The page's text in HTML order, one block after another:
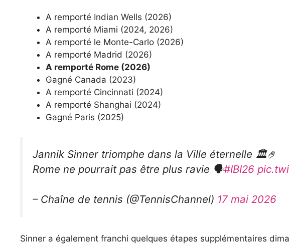
A remporté Indian Wells (2026)
A remporté Miami (2024, 2026)
A remporté le Monte-Carlo (2026)
A remporté Madrid (2026)
A remporté Rome (2026)
Gagné Canada (2023)
A remporté Cincinnati (2024)
A remporté Shanghai (2024)
Gagné Paris (2025)
Jannik Sinner triomphe dans la Ville éternelle 🏛️🤌
Rome ne pourrait pas être plus ravie 🗣️#IBI26
– Chaîne de tennis (@TennisChannel) 17 mai 2026
Sinner a également franchi quelques étapes supplémentaires